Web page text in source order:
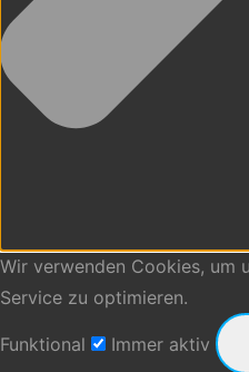
Wir verwenden Cookies, um
Service zu optimieren.
Funktional Immer aktiv